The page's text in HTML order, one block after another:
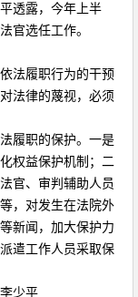
透露，今年上半
官选任工作。
法履职行为的干预
法律的蔑视，必须
履职的保护。一是
权益保护机制；二
官、审判辅助人员
，对发生在法院外
新闻，加大保护力
遣工作人员采取保
少平